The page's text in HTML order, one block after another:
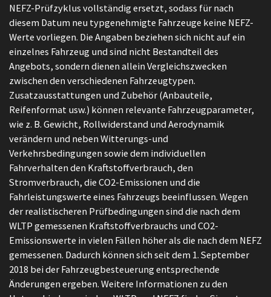
NEFZ-Prüfzyklus vollständig ersetzt, sodass für nach
diesem Datum neu typgenehmigte Fahrzeuge keine NEFZ-
Werte vorliegen. Die Angaben beziehen sich nicht auf ein
einzelnes Fahrzeug und sind nicht Bestandteil des
Angebots, sondern dienen allein Vergleichszwecken
zwischen den verschiedenen Fahrzeugtypen.
Zusatzausstattungen und Zubehör (Anbauteile,
Reifenformat usw.) können relevante Fahrzeugparameter,
wie z. B. Gewicht, Rollwiderstand und Aerodynamik
verändern und neben Witterungs-und
Verkehrsbedingungen sowie dem individuellen
Fahrverhalten den Kraftstoffverbrauch, den
Stromverbrauch, die CO2-Emissionen und die
Fahrleistungswerte eines Fahrzeugs beeinflussen. Wegen
der realistischeren Prüfbedingungen sind die nach dem
WLTP gemessenen Kraftstoffverbrauchs und CO2-
Emissionswerte in vielen Fällen höher als die nach dem NEFZ
gemessenen. Dadurch können sich seit dem 1. September
2018 bei der Fahrzeugbesteuerung entsprechende
Änderungen ergeben. Weitere Informationen zu den